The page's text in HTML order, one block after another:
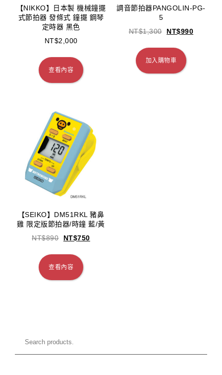
【NIKKO】日本製 機械鐘擺
式節拍器 發條式 鐘擺 鋼琴
定時器 黑色
NT$2,000
查看內容
調音節拍器PANGOLIN-PG-
5
NT$1,300 NT$990
加入購物車
【SEIKO】DM51RKL 豬鼻
雞 限定版節拍器/時鐘 藍/黃
NT$890 NT$750
查看內容